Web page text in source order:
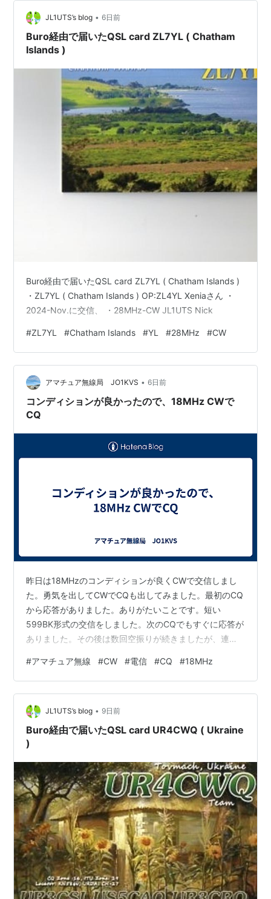
JL1UTS’s blog • 6日前
Buro経由で届いたQSL card ZL7YL ( Chatham
Islands )
Buro経由で届いたQSL card ZL7YL ( Chatham Islands )
・ZL7YL ( Chatham Islands ) OP:ZL4YL Xeniaさん ・
2024-Nov.に交信、 ・28MHz-CW JL1UTS Nick
#ZL7YL #Chatham Islands #YL #28MHz #CW
アマチュア無線局 JO1KVS • 6日前
コンディションが良かったので、18MHz CWで
CQ
昨日は18MHzのコンディションが良くCWで交信しまし
た。勇気を出してCWでCQも出してみました。最初のCQ
から応答がありました。ありがたいことです。短い
599BK形式の交信をしました。次のCQでもすぐに応答が
ありました。その後は数回空振りが続きましたが、連続
タントに呼ばれ続けました。1曲だけどうしても聞き取れ
なかった局がいました。申し訳けなかったのですが失礼
させていただきました。CQでは10局と交信することがで
きました。 昨日はパドルを一切使用せず、オール縦振れ
電鍵での交信です。後半はだんだん疲れてきました。 CQ
は出す人は出しますが、出さ…
#アマチュア無線 #CW #電信 #CQ #18MHz
JL1UTS’s blog • 9日前
Buro経由で届いたQSL card UR4CWQ ( Ukraine
)